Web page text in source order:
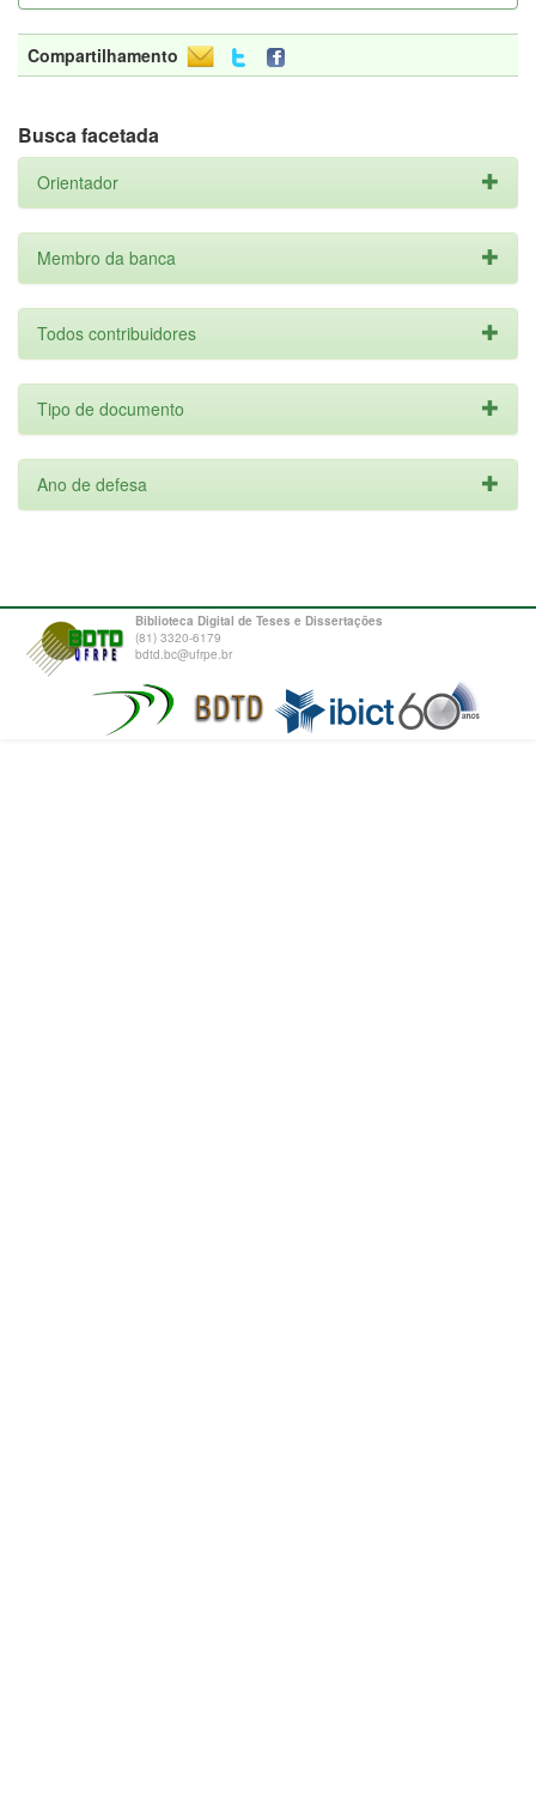
Compartilhamento
Busca facetada
Orientador
Membro da banca
Todos contribuidores
Tipo de documento
Ano de defesa
Biblioteca Digital de Teses e Dissertações
(81) 3320-6179
bdtd.bc@ufrpe.br